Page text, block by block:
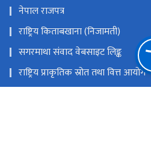
नेपाल राजपत्र
राष्ट्रिय किताबखाना (निजामती)
सगरमाथा संवाद वेबसाइट लिङ्क
राष्ट्रिय प्राकृतिक स्रोत तथा वित्त आयोग